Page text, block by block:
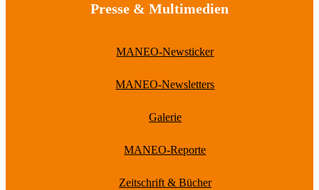
Presse & Multimedien
MANEO-Newsticker
MANEO-Newsletters
Galerie
MANEO-Reporte
Zeitschrift & Bücher